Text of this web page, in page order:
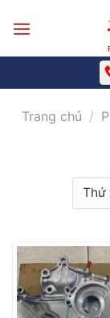
Trang chủ /